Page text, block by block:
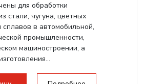
для обработки
стали, чугуна, цветных
сплавов в автомобильной,
промышленности,
машиностроении, а